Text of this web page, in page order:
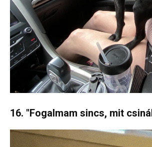
16. "Fogalmam sincs, mit